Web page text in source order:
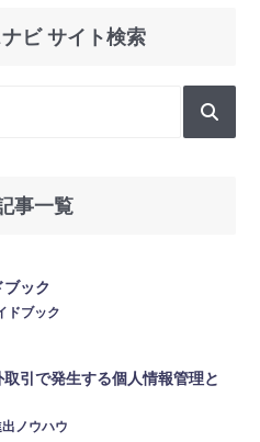
ビ サイト検索
事一覧
ック
ドブック
引で発生する個人情報管理と
ノウハウ